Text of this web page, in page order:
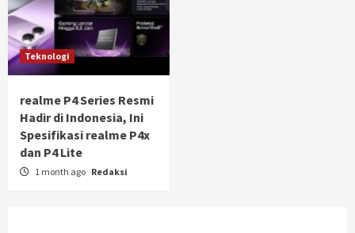
Teknologi
realme P4 Series Resmi
Hadir di Indonesia, Ini
Spesifikasi realme P4x
dan P4 Lite
1 month ago Redaksi